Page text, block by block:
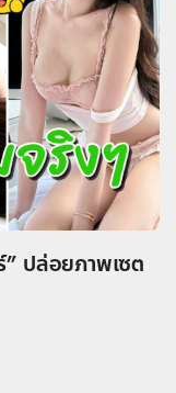
ปล่อยภาพเซต